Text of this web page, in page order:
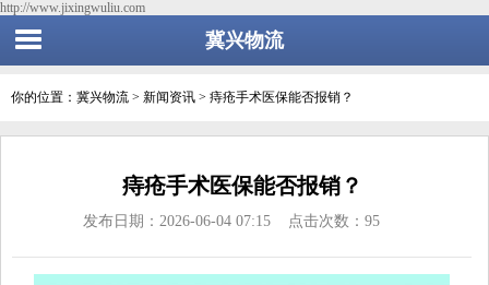
http://www.jixingwuliu.com
冀兴物流
你的位置： 冀兴物流 > 新闻资讯 > 痔疮手术医保能否报销？
痔疮手术医保能否报销？
发布日期：2026-06-04 07:15 点击次数：95